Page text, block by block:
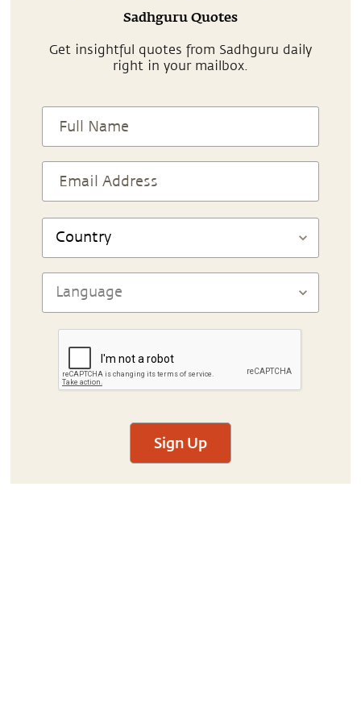
Sadhguru Quotes
Get insightful quotes from Sadhguru daily
right in your mailbox.
Sign Up